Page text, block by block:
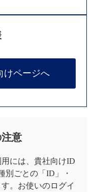
けページへ
意
には、貴社向けID
別ごとの「ID」・
。お使いのログイ